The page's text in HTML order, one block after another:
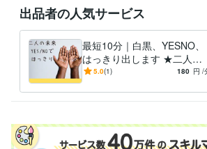
出品者の人気サービス
最短10分｜白黒、YESNO、
はっきり出します ★二人の
未来にはっきりと白黒つけ
5.0(1) 180 円 /